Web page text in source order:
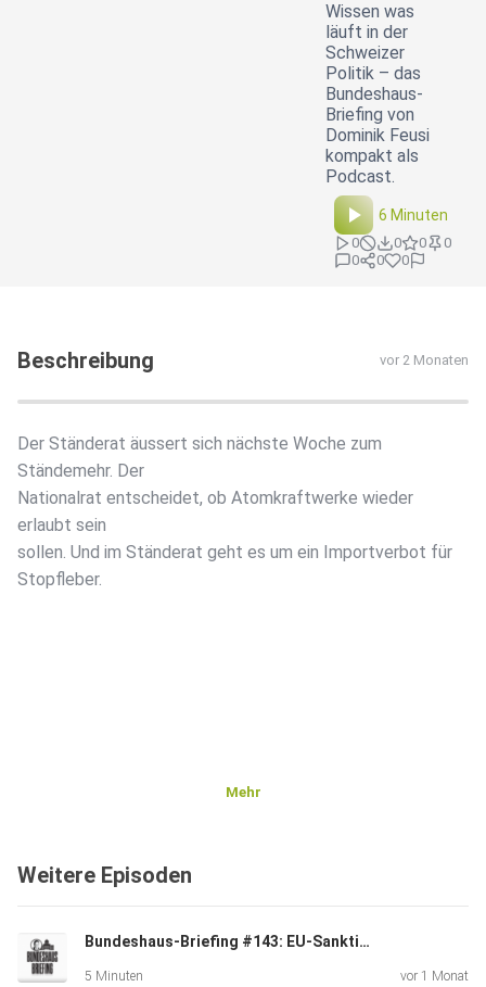
Wissen was
läuft in der
Schweizer
Politik – das
Bundeshaus-
Briefing von
Dominik Feusi
kompakt als
Podcast.
6 Minuten
0 0 0
0
0
0 0
Beschreibung vor 2 Monaten
Der Ständerat äussert sich nächste Woche zum
Ständemehr. Der
Nationalrat entscheidet, ob Atomkraftwerke wieder
erlaubt sein
sollen. Und im Ständerat geht es um ein Importverbot für
Stopfleber.
Mehr
Weitere Episoden
Bundeshaus-Briefing #143: EU-Sanktionen zum Stromabkommen, Donald Trumps Zölle
5 Minuten vor 1 Monat